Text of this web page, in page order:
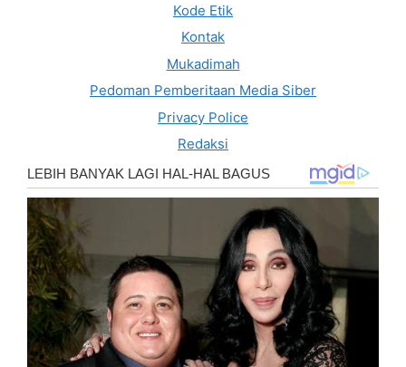
Kode Etik
Kontak
Mukadimah
Pedoman Pemberitaan Media Siber
Privacy Police
Redaksi